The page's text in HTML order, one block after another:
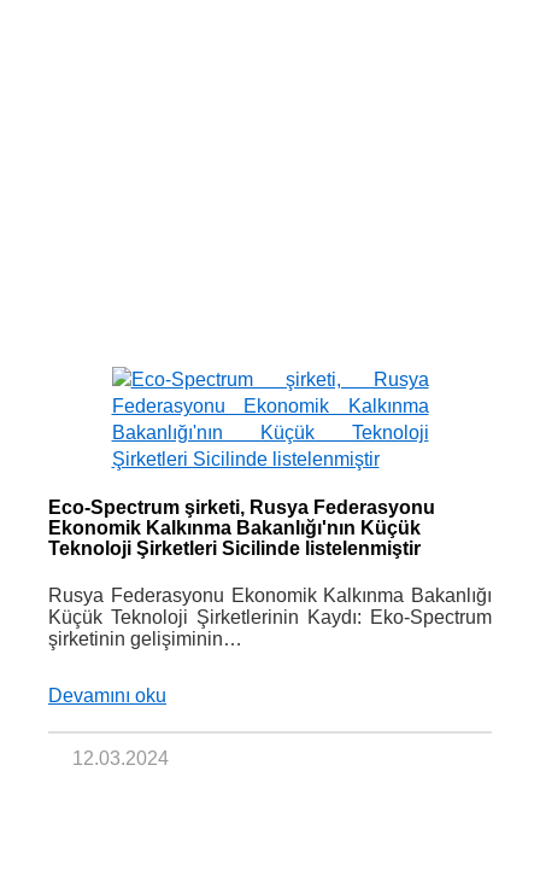
Eco-Spectrum şirketi, Rusya Federasyonu
Ekonomik Kalkınma Bakanlığı'nın Küçük
Teknoloji Şirketleri Sicilinde listelenmiştir
Rusya Federasyonu Ekonomik Kalkınma Bakanlığı
Küçük Teknoloji Şirketlerinin Kaydı: Eko-Spectrum
şirketinin gelişiminin…
Devamını oku
12.03.2024